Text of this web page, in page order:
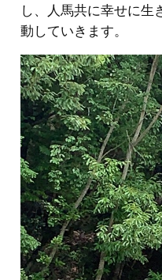
し、人馬共に幸せに生
動していきます。